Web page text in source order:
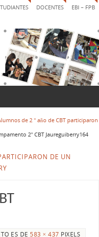
DOCENTES
EBI – FPB
de 2 ° año de CBT participaron
2° CBT Jaureguiberry164
DE UN
ES DE583 × 437 PIXELS